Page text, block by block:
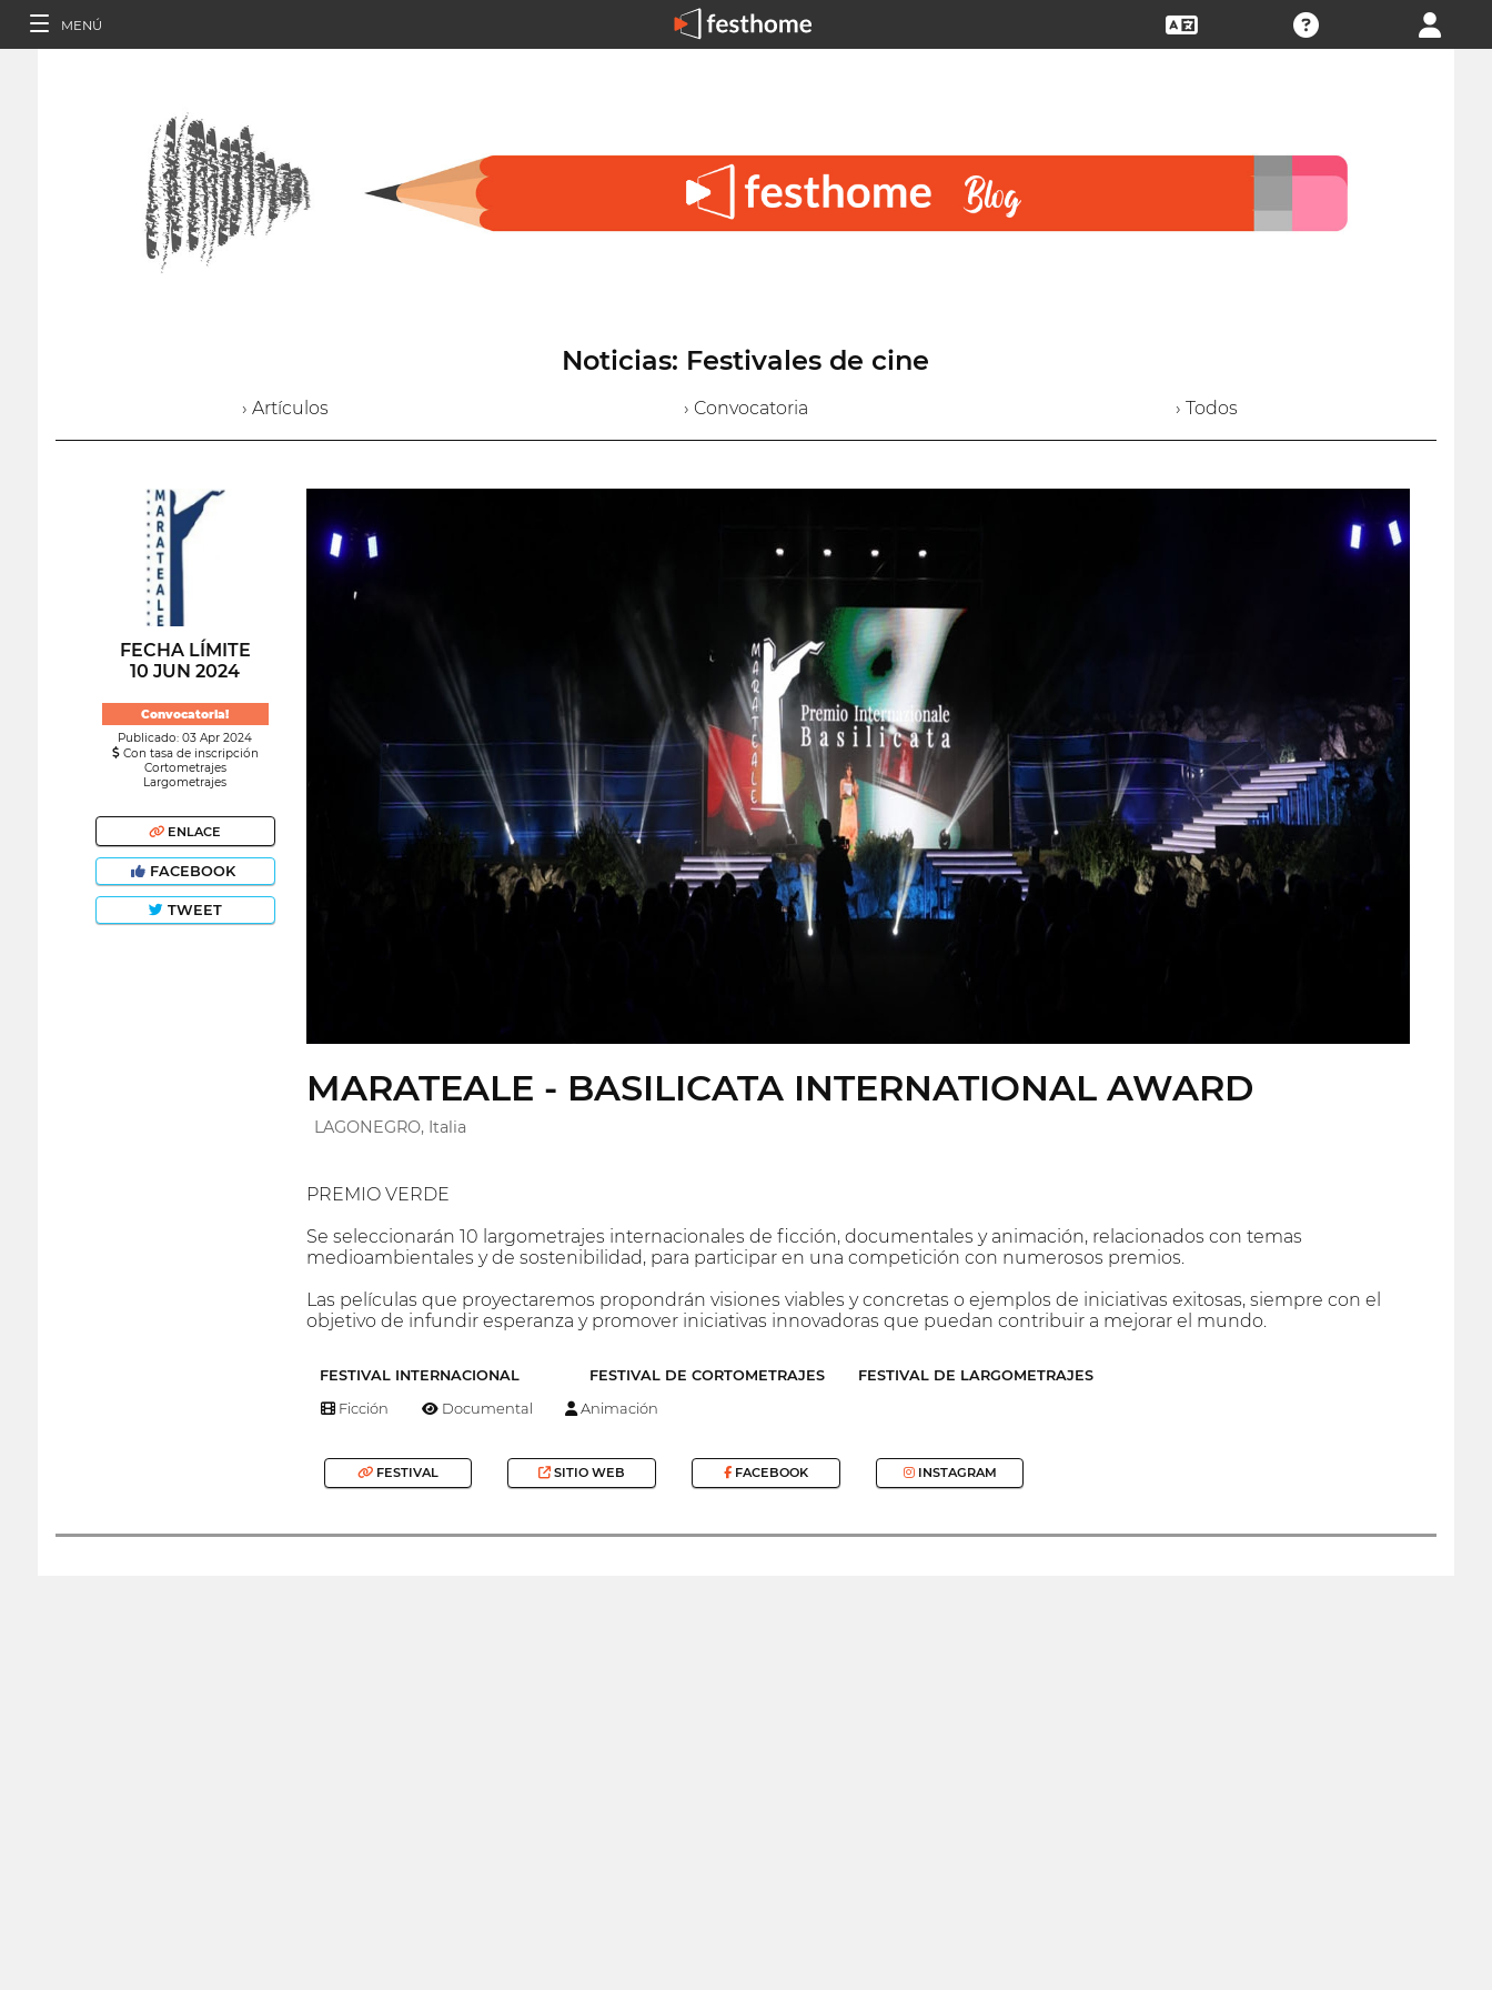
MENÚ
Noticias: Festivales de cine
› Artículos › Convocatoria › Todos
FECHA LÍMITE
10 JUN 2024
Convocatoria!
Publicado: 03 Apr 2024
Con tasa de inscripción
Cortometrajes
Largometrajes
ENLACE
FACEBOOK
TWEET
MARATEALE - BASILICATA INTERNATIONAL AWARD
LAGONEGRO, Italia
PREMIO VERDE
Se seleccionarán 10 largometrajes internacionales de ficción, documentales y animación, relacionados con temas
medioambientales y de sostenibilidad, para participar en una competición con numerosos premios.
Las películas que proyectaremos propondrán visiones viables y concretas o ejemplos de iniciativas exitosas, siempre con el
objetivo de infundir esperanza y promover iniciativas innovadoras que puedan contribuir a mejorar el mundo.
FESTIVAL INTERNACIONAL FESTIVAL DE CORTOMETRAJES FESTIVAL DE LARGOMETRAJES
Ficción Documental Animación
FESTIVAL SITIO WEB FACEBOOK INSTAGRAM